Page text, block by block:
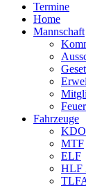
Termine
Home
Mannschaft
Fahrzeuge
KDO
MTF
ELF
HLF